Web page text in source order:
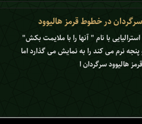
در خطوط قرمز هالیوود
با نام " آنها را با ملایمت بکش"
نرم می کند را به نمایش می گذارد اما
هالیوود سرگردان ا